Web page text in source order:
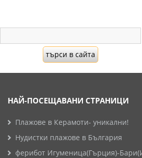
НАЙ-ПОСЕЩАВАНИ СТРАНИЦИ
Плажове в Керамоти- уникални!
Нудистки плажове в България
ферибот Игуменица(Гърция)-